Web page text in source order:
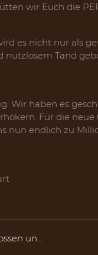
wir Euch die
es nicht nur als
nutzlosem Tand
Wir haben es
Für die neue
nun endlich zu
un…